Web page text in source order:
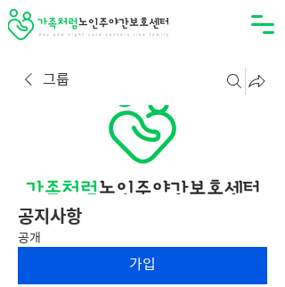
그룹
공지사항
공개
가입